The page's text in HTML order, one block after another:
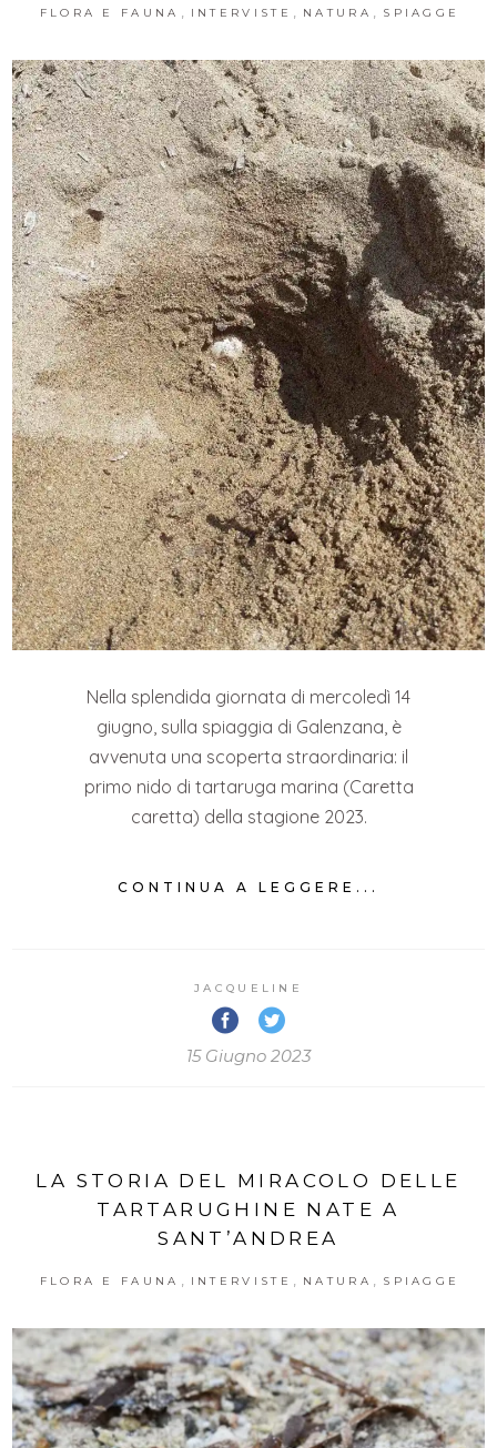
FLORA E FAUNA INTERVISTE NATURA SPIAGGE
Nella splendida giornata di mercoledì 14
giugno, sulla spiaggia di Galenzana, è
avvenuta una scoperta straordinaria: il
primo nido di tartaruga marina (Caretta
caretta) della stagione 2023.
CONTINUA A LEGGERE...
JACQUELINE
15 Giugno 2023
LA STORIA DEL MIRACOLO DELLE
TARTARUGHINE NATE A
SANT’ANDREA
FLORA E FAUNA INTERVISTE NATURA SPIAGGE